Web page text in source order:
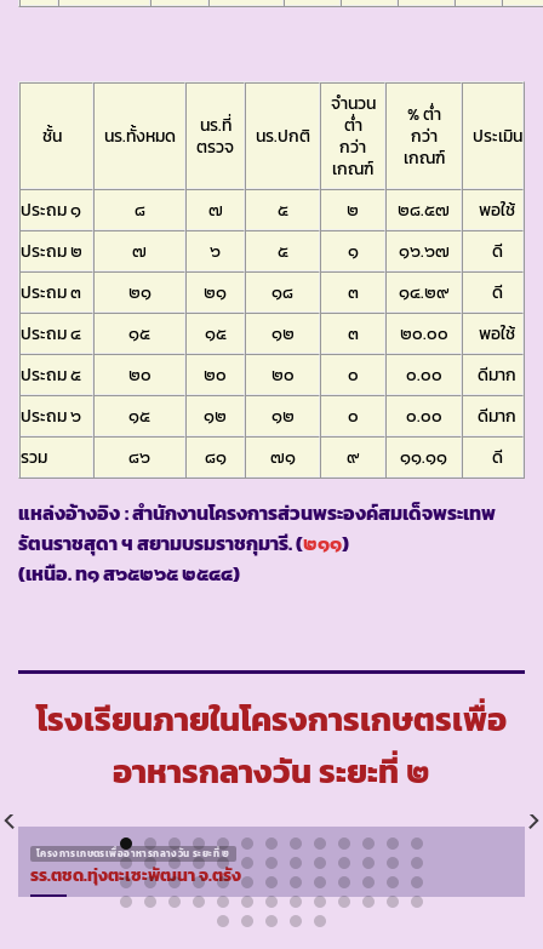
ชั้น นร.ทั้งหมด
นร.ที่
ตรวจ
นร.ปกติ
จำนวน
ต่ำ
กว่า
เกณฑ์
% ต่ำ
กว่า
เกณฑ์
ประเมิน
ประถม ๑ ๘ ๗ ๕ ๒ ๒๘.๕๗
พอใช้
ประถม ๒
๗ ๖ ๕ ๑ ๑๖.๖๗
ดี
ประถม ๓
๒๑ ๒๑ ๑๘ ๓ ๑๔.๒๙
ดี
ประถม ๔
๑๕ ๑๕ ๑๒ ๓ ๒๐.๐๐
พอใช้
ประถม ๕
๒๐ ๒๐ ๒๐ ๐ ๐.๐๐
ดีมาก
ประถม ๖
๑๕ ๑๒ ๑๒ ๐ ๐.๐๐
ดีมาก
รวม
๘๖ ๘๑ ๗๑ ๙ ๑๑.๑๑ ดี
แหล่งอ้างอิง: สำนักงานโครงการส่วนพระองค์สมเด็จพระเทพ
รัตนราชสุดา ฯ สยามบรมราชกุมารี. (๒๑๑)
(เหนือ. ท๑ ส๖๕๒๖๕ ๒๕๔๔)
โรงเรียนภายในโครงการเกษตรเพื่อ
อาหารกลางวัน ระยะที่ ๒
โครงการเกษตรเพื่ออาหารกลางวัน ระยะที่ ๒
รร.ตชด.ทุ่งตะเซะพัฒนา จ.ตรัง